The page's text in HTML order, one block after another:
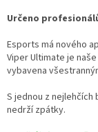
Určeno
Esports má nového
Viper Ultimate je
vybavena
S jednou z
nedrží zpátky.